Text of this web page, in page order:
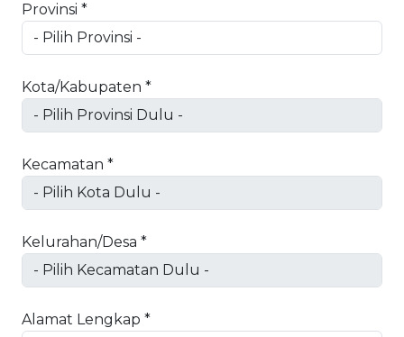
Provinsi *
Kota/Kabupaten *
Kecamatan *
Kelurahan/Desa *
Alamat Lengkap *